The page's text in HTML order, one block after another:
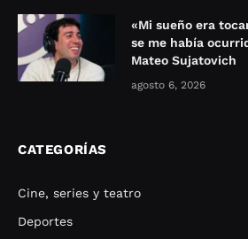
«Mi sueño era
se me había
Mateo Sujatovich
agosto 6, 2026
CATEGORÍAS
Cine, series y teatro
Deportes